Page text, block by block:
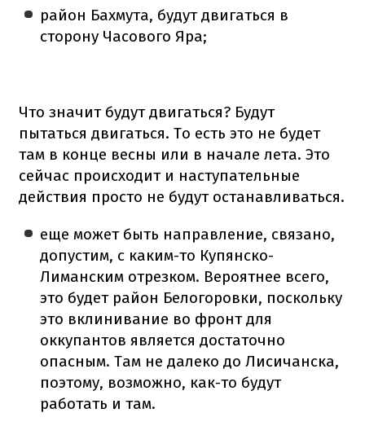
район Бахмута, будут двигаться в
сторону Часового Яра;
Что значит будут двигаться? Будут
пытаться двигаться. То есть это не будет
там в конце весны или в начале лета. Это
сейчас происходит и наступательные
действия просто не будут останавливаться.
еще может быть направление, связано,
допустим, с каким-то Купянско-
Лиманским отрезком. Вероятнее всего,
это будет район Белогоровки, поскольку
это вклинивание во фронт для
оккупантов является достаточно
опасным. Там не далеко до Лисичанска,
поэтому, возможно, как-то будут
работать и там.